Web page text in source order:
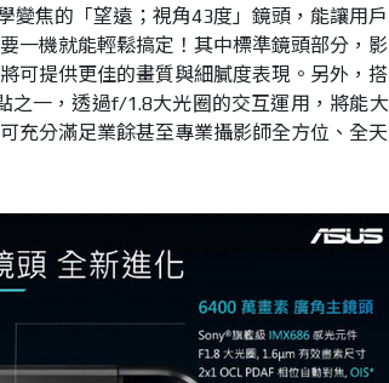
變焦的「望遠；視角43度」鏡頭，能讓用戶
一機就能輕鬆搞定！其中標準鏡頭部分，影
可提供更佳的畫質與細膩度表現。另外，搭
之一，透過f/1.8大光圈的交互運用，將能大
充分滿足業餘甚至專業攝影師全方位、全天